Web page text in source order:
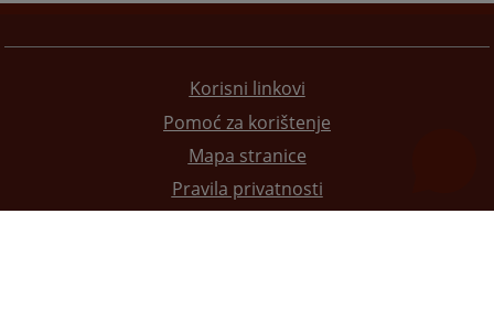
Korisni linkovi
Pomoć za korištenje
Mapa stranice
Pravila privatnosti